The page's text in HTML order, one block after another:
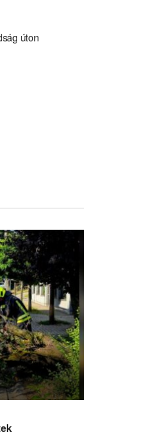
úton